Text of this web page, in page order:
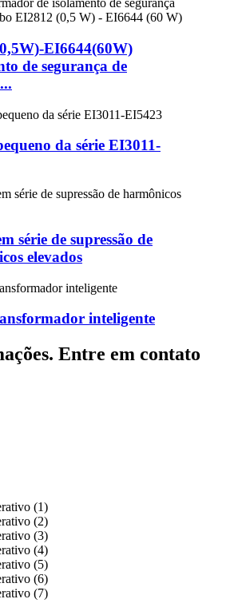
EI6644(60W)
de segurança de
da série EI3011-
série de supressão de
elevados
inteligente
Entre em contato